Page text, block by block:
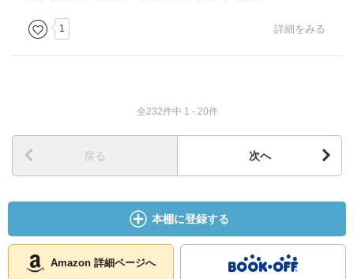
1 詳細をみる
全232件中 1 - 20件
戻る 次へ
本棚に登録する
Amazon 詳細ページへ